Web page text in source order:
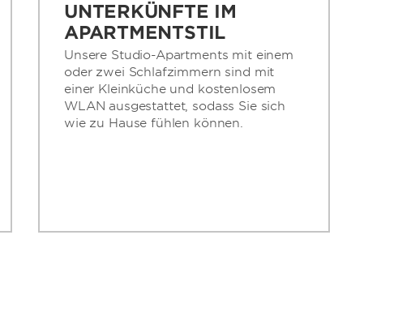
UNTERKÜNFTE IM
APARTMENTSTIL
Unsere Studio-Apartments mit einem
oder zwei Schlafzimmern sind mit
einer Kleinküche und kostenlosem
WLAN ausgestattet, sodass Sie sich
wie zu Hause fühlen können.